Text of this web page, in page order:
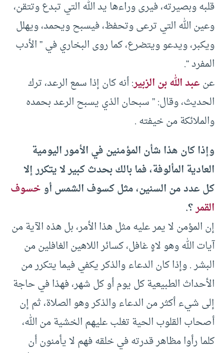
قلبه وبصيرته، فيرى وراءها يد الله التي تبدع وتتقن،
وعين الله التي ترعى وتحفظ، فيسبح ويحمد، ويهلل
ويكبر، ويدعو ويتضرع، كما روى البخاري في ” الأدب
المفرد “.
عنعبد الله بن الزبير: أنه كان إذا سمع الرعد، ترك
الحديث، وقال: ” سبحان الذي يسبح الرعد بحمده
والملائكة من خيفته .
وإذا كان هذا شأن المؤمنين في الأمور اليومية
العادية المألوفة، فما بالك بحدث كبير لا يتكرر إلا
كل عدد من السنين، مثل كسوف الشمس أوخسوف
القمر؟.
إن المؤمن لا يمر عليه مثل هذا الأمر، بل هذه الآية من
آيات الله وهو لاهٍ غافل، كسائر اللاهين الغافلين من
البشر . وإذا كان الدعاء والذكر يكفي فيما يتكرر من
الأحداث الطبيعية كل يوم أو كل شهر، فهذا في حاجة
إلى شيء أكثر من الدعاء والذكر وهو الصلاة، ثم إن
أصحاب القلوب الحية تغلب عليهم الخشية من الله،
كلما رأوا مظاهر قدرته في خلقه فهم لا يأمنون أن